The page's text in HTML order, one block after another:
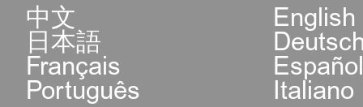
中文 English
日本語
Français
Português Italiano